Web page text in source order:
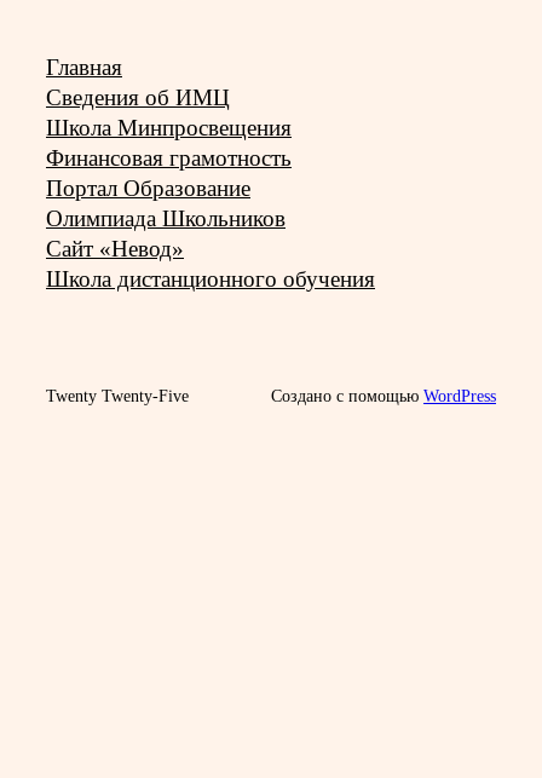
Главная
Сведения об ИМЦ
Школа Минпросвещения
Финансовая грамотность
Портал Образование
Олимпиада Школьников
Сайт «Невод»
Школа дистанционного обучения
Twenty Twenty-Five Создано с помощью WordPress